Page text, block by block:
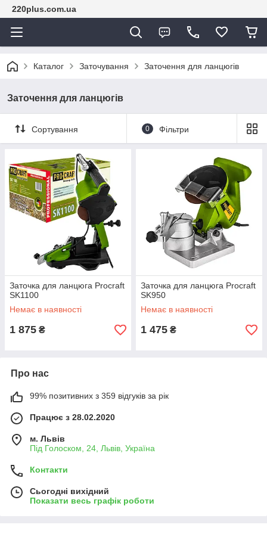
220plus.com.ua
Каталог Заточування Заточення для ланцюгів
Заточення для ланцюгів
Сортування 0 Фільтри
Заточка для ланцюга Procraft
SK1100
Немає в наявності
1 875 ₴
Заточка для ланцюга Procraft
SK950
Немає в наявності
1 475 ₴
Про нас
99% позитивних з 359 відгуків за рік
Працює з 28.02.2020
м. Львів
Під Голоском, 24, Львів, Україна
Контакти
Сьогодні вихідний
Показати весь графік роботи